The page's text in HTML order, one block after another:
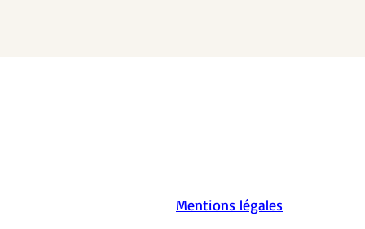
Mentions légales